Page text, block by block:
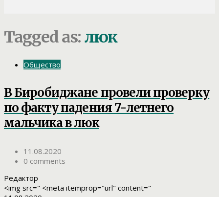
Tagged as: люк
Общество
В Биробиджане провели проверку
по факту падения 7-летнего
мальчика в люк
11.08.2020
0 comments
Редактор
<img src=" <meta itemprop="url" content="